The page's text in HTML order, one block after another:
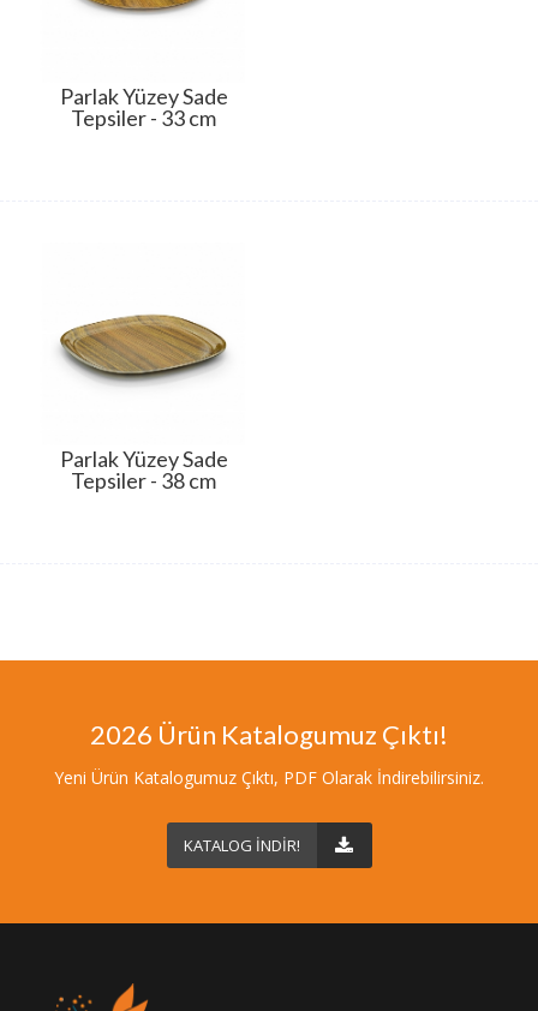
Parlak Yüzey Sade
Tepsiler - 33 cm
Parlak Yüzey Sade
Tepsiler - 38 cm
2026 Ürün Katalogumuz Çıktı!
Yeni Ürün Katalogumuz Çıktı, PDF Olarak İndirebilirsiniz.
KATALOG İNDİR!